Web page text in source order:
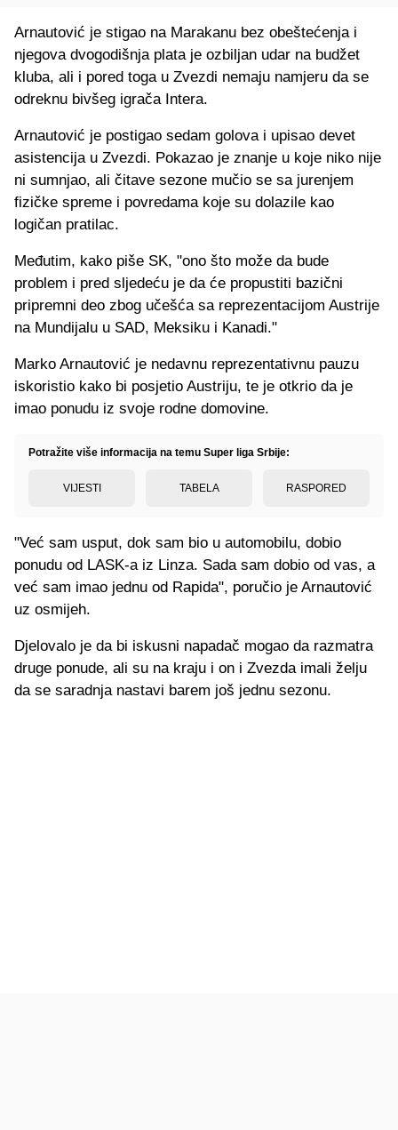
Arnautović je stigao na Marakanu bez obeštećenja i
njegova dvogodišnja plata je ozbiljan udar na budžet
kluba, ali i pored toga u Zvezdi nemaju namjeru da se
odreknu bivšeg igrača Intera.
Arnautović je postigao sedam golova i upisao devet
asistencija u Zvezdi. Pokazao je znanje u koje niko nije
ni sumnjao, ali čitave sezone mučio se sa jurenjem
fizičke spreme i povredama koje su dolazile kao
logičan pratilac.
Međutim, kako piše SK, "ono što može da bude
problem i pred sljedeću je da će propustiti bazični
pripremni deo zbog učešća sa reprezentacijom Austrije
na Mundijalu u SAD, Meksiku i Kanadi."
Marko Arnautović je nedavnu reprezentativnu pauzu
iskoristio kako bi posjetio Austriju, te je otkrio da je
imao ponudu iz svoje rodne domovine.
Potražite više informacija na temu Super liga Srbije:
VIJESTI TABELA RASPORED
"Već sam usput, dok sam bio u automobilu, dobio
ponudu od LASK-a iz Linza. Sada sam dobio od vas, a
već sam imao jednu od Rapida", poručio je Arnautović
uz osmijeh.
Djelovalo je da bi iskusni napadač mogao da razmatra
druge ponude, ali su na kraju i on i Zvezda imali želju
da se saradnja nastavi barem još jednu sezonu.